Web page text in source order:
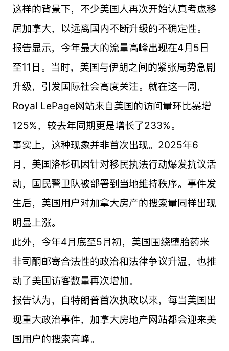
这样的背景下，不少美国人再次开始认真考虑移
居加拿大，以远离国内不断升级的不确定性。
报告显示，今年最大的流量高峰出现在4月5日
至11日。当时，美国与伊朗之间的紧张局势急剧
升级，引发国际社会高度关注。就在这一周，
Royal LePage网站来自美国的访问量环比暴增
125%，较去年同期更是增长了233%。
事实上，这种现象并非首次出现。2025年6
月，美国洛杉矶因针对移民执法行动爆发抗议活
动，国民警卫队被部署到当地维持秩序。事件发
生后，美国用户对加拿大房产的搜索量同样出现
明显上涨。
此外，今年4月底至5月初，美国围绕堕胎药米
非司酮邮寄合法性的政治和法律争议升温，也推
动了美国访客数量再次增加。
报告认为，自特朗普首次执政以来，每当美国出
现重大政治事件，加拿大房地产网站都会迎来美
国用户的搜索高峰。